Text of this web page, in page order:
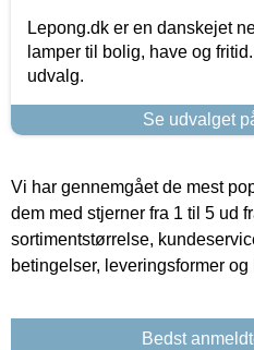
Lepong.dk er en danskejet
lamper til bolig, have og
udvalg.
Se udvalget
Vi har gennemgået de mest
dem med stjerner fra 1 til 5 ud
sortimentstørrelse,
betingelser, leveringsformer
Bedst